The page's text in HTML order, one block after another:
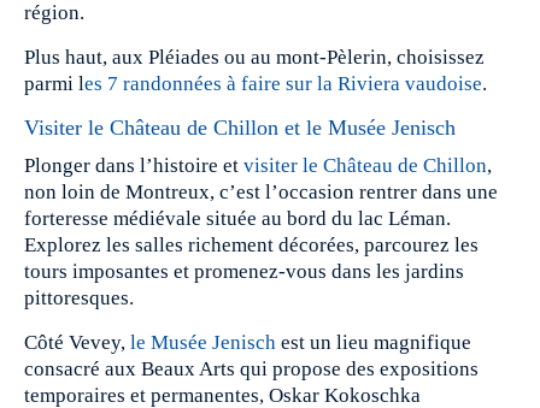
région.
Plus haut, aux Pléiades ou au mont-Pèlerin, choisissez
parmi les 7 randonnées à faire sur la Riviera vaudoise.
Visiter le Château de Chillon et le Musée Jenisch
Plonger dans l’histoire et visiter le Château de Chillon,
non loin de Montreux, c’est l’occasion rentrer dans une
forteresse médiévale située au bord du lac Léman.
Explorez les salles richement décorées, parcourez les
tours imposantes et promenez-vous dans les jardins
pittoresques.
Côté Vevey, le Musée Jenisch est un lieu magnifique
consacré aux Beaux Arts qui propose des expositions
temporaires et permanentes, Oskar Kokoschka